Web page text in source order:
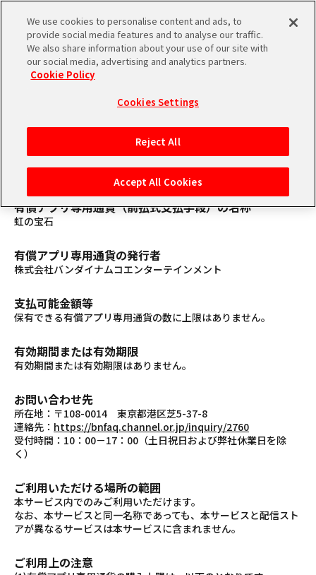
はじめに ストア プロモーションコード
資金決済に関する法律に基づく表示
ONE PIECE トレジャークルーズ（以下、本サービスといいま
す。）
有償アプリ専用通貨（前払式支払手段）の名称
虹の宝石
有償アプリ専用通貨の発行者
株式会社バンダイナムコエンターテインメント
支払可能金額等
保有できる有償アプリ専用通貨の数に上限はありません。
有効期間または有効期限
有効期間または有効期限はありません。
お問い合わせ先
所在地：〒108-0014 東京都港区芝5-37-8
連絡先： https://bnfaq.channel.or.jp/inquiry/2760
受付時間：10：00－17：00（土日祝日および弊社休業日を除
く）
ご利用いただける場所の範囲
本サービス内でのみご利用いただけます。
なお、本サービスと同一名称であっても、本サービスと配信スト
アが異なるサービスは本サービスに含まれません。
ご利用上の注意
We use cookies to personalise content and ads, to
provide social media features and to analyse our traffic.
We also share information about your use of our site with
our social media, advertising and analytics partners.
Cookie Policy
Cookies Settings
Reject All
Accept All Cookies